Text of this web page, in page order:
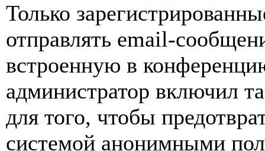
Только
отправлять email-
встроенную в
администратор включил
для того, чтобы
системой анонимными